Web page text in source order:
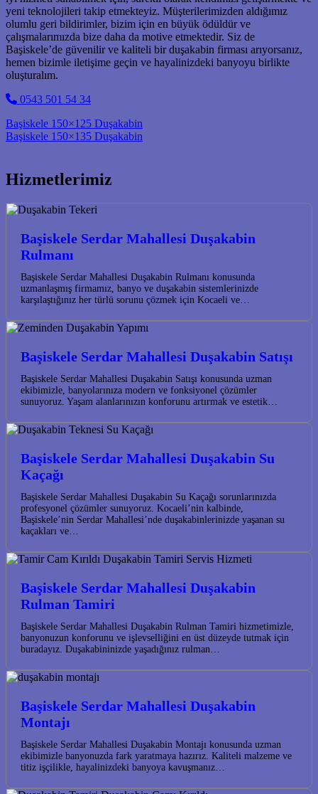
yeni teknolojileri takip etmekteyiz. Müşterilerimizden aldığımız
olumlu geri bildirimler, bizim için en büyük ödüldür ve
çalışmalarımızda bize daha da motive etmektedir. Siz de
Başiskele’de güvenilir ve kaliteli bir duşakabin firması arıyorsanız,
hemen bizimle iletişime geçin ve hayalinizdeki banyoyu birlikte
oluşturalım.
0543 501 54 34
Post navigation
Başiskele 150×125 Duşakabin
Başiskele 150×135 Duşakabin
Hizmetlerimiz
Başiskele Serdar Mahallesi Duşakabin
Rulmanı
Başiskele Serdar Mahallesi Duşakabin Rulmanı konusunda
uzmanlaşmış firmamız, banyo ve duşakabin sistemlerinizde
karşılaştığınız her türlü sorunu çözmek için Kocaeli ve…
Başiskele Serdar Mahallesi Duşakabin Satışı
Başiskele Serdar Mahallesi Duşakabin Satışı konusunda uzman
ekibimizle, banyolarınıza modern ve fonksiyonel çözümler
sunuyoruz. Yaşam alanlarınızın konforunu artırmak ve estetik…
Başiskele Serdar Mahallesi Duşakabin Su
Kaçağı
Başiskele Serdar Mahallesi Duşakabin Su Kaçağı sorunlarınızda
profesyonel çözümler sunuyoruz. Kocaeli’nin kalbinde,
Başiskele’nin Serdar Mahallesi’nde duşakabinlerinizde yaşanan su
kaçakları ve…
Başiskele Serdar Mahallesi Duşakabin
Rulman Tamiri
Başiskele Serdar Mahallesi Duşakabin Rulman Tamiri hizmetimizle,
banyonuzun konforunu ve işlevselliğini en üst düzeyde tutmak için
buradayız. Duşakabininizde yaşadığınız rulman…
Başiskele Serdar Mahallesi Duşakabin
Montajı
Başiskele Serdar Mahallesi Duşakabin Montajı konusunda uzman
ekibimizle banyonuzda fark yaratmaya hazırız. Kaliteli malzeme ve
titiz işçilikle, hayalinizdeki banyoya kavuşmanız…